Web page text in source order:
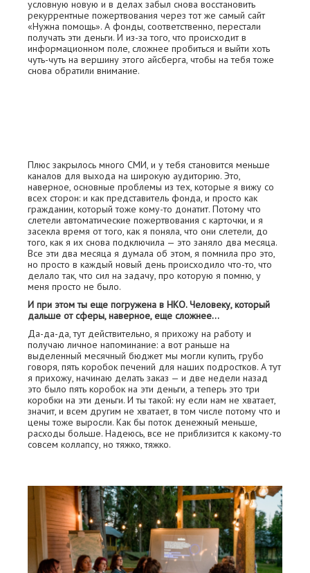
условную новую и в делах забыл снова восстановить
рекуррентные пожертвования через тот же самый сайт
«Нужна помощь». А фонды, соответственно, перестали
получать эти деньги. И из-за того, что происходит в
информационном поле, сложнее пробиться и выйти хоть
чуть-чуть на вершину этого айсберга, чтобы на тебя тоже
снова обратили внимание.
Плюс закрылось много СМИ, и у тебя становится меньше
каналов для выхода на широкую аудиторию. Это,
наверное, основные проблемы из тех, которые я вижу со
всех сторон: и как представитель фонда, и просто как
гражданин, который тоже кому-то донатит. Потому что
слетели автоматические пожертвования с карточки, и я
засекла время от того, как я поняла, что они слетели, до
того, как я их снова подключила — это заняло два месяца.
Все эти два месяца я думала об этом, я помнила про это,
но просто в каждый новый день происходило что-то, что
делало так, что сил на задачу, про которую я помню, у
меня просто не было.
И при этом ты еще погружена в НКО. Человеку, который
дальше от сферы, наверное, еще сложнее…
Да-да-да, тут действительно, я прихожу на работу и
получаю личное напоминание: а вот раньше на
выделенный месячный бюджет мы могли купить, грубо
говоря, пять коробок печений для наших подростков. А тут
я прихожу, начинаю делать заказ — и две недели назад
это было пять коробок на эти деньги, а теперь это три
коробки на эти деньги. И ты такой: ну если нам не хватает,
значит, и всем другим не хватает, в том числе потому что и
цены тоже выросли. Как бы поток денежный меньше,
расходы больше. Надеюсь, все не приблизится к какому-то
совсем коллапсу, но тяжко, тяжко.